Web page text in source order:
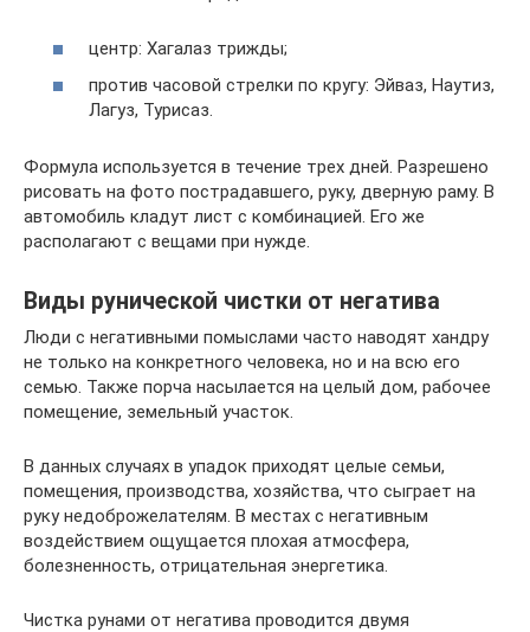
центр: Хагалаз трижды;
против часовой стрелки по кругу: Эйваз, Наутиз,
Лагуз, Турисаз.
Формула используется в течение трех дней. Разрешено
рисовать на фото пострадавшего, руку, дверную раму. В
автомобиль кладут лист с комбинацией. Его же
располагают с вещами при нужде.
Виды рунической чистки от негатива
Люди с негативными помыслами часто наводят хандру
не только на конкретного человека, но и на всю его
семью. Также порча насылается на целый дом, рабочее
помещение, земельный участок.
В данных случаях в упадок приходят целые семьи,
помещения, производства, хозяйства, что сыграет на
руку недоброжелателям. В местах с негативным
воздействием ощущается плохая атмосфера,
болезненность, отрицательная энергетика.
Чистка рунами от негатива проводится двумя